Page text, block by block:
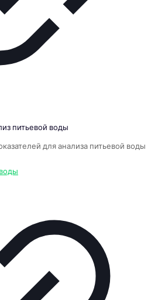
питьевой воды
для анализа питьевой воды